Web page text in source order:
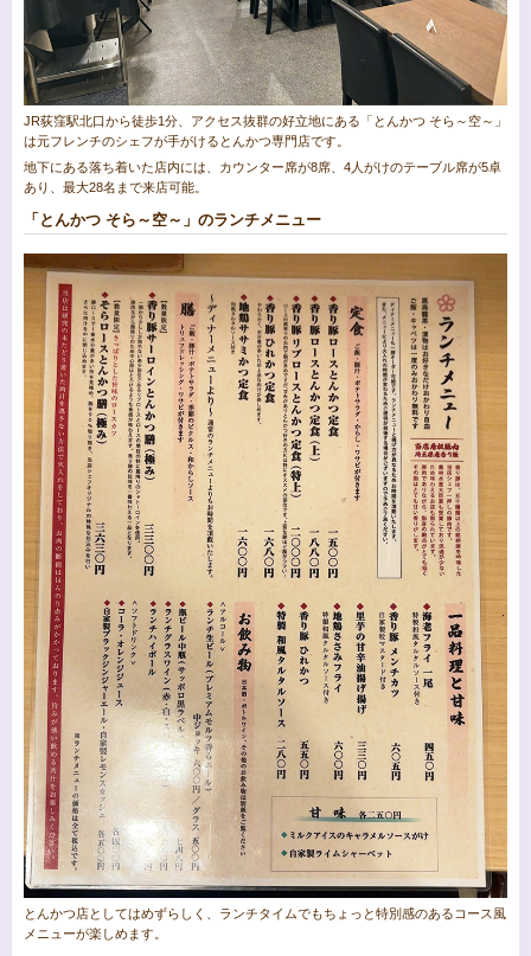
JR荻窪駅北口から徒歩1分、アクセス抜群の好立地にある「とんかつ そら～空～」
は元フレンチのシェフが手がけるとんかつ専門店です。
地下にある落ち着いた店内には、カウンター席が8席、4人がけのテーブル席が5卓
あり、最大28名まで来店可能。
「とんかつ そら～空～」のランチメニュー
とんかつ店としてはめずらしく、ランチタイムでもちょっと特別感のあるコース風
メニューが楽しめます。